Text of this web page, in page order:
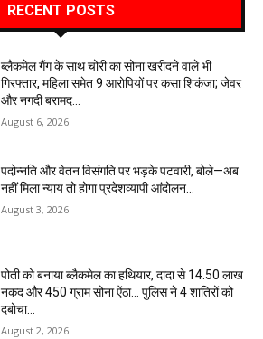
RECENT POSTS
ब्लैकमेल गैंग के साथ चोरी का सोना खरीदने वाले भी
गिरफ्तार, महिला समेत 9 आरोपियों पर कसा शिकंजा; जेवर
और नगदी बरामद…
August 6, 2026
पदोन्नति और वेतन विसंगति पर भड़के पटवारी, बोले—अब
नहीं मिला न्याय तो होगा प्रदेशव्यापी आंदोलन…
August 3, 2026
पोती को बनाया ब्लैकमेल का हथियार, दादा से 14.50 लाख
नकद और 450 ग्राम सोना ऐंठा… पुलिस ने 4 शातिरों को
दबोचा…
August 2, 2026